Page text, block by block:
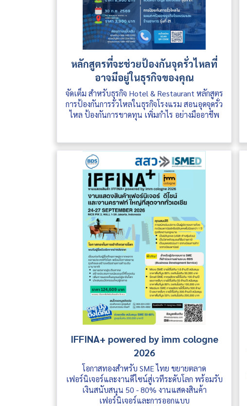
หลักสูตรที่จะช่วยป้องกันจุดรั่วไหลที่
อาจมีอยู่ในธุรกิจของคุณ
จัดเต็ม สำหรับธุรกิจ Hotel & Restaurant หลักสูตร
การป้องกันการรั่วไหลในธุรกิจโรงแรม สอนอุดจุดรั่ว
ไหล ป้องกันการขาดทุน เพิ่มกำไร อย่างมืออาชีพ
IFFINA+ powered by imm cologne
2026
โอกาสทองสำหรับ SME ไทย ขยายตลาด
เฟอร์นิเจอร์และงานดีไซน์สู่เวทีระดับโลก พร้อมรับ
เงินสนับสนุน 50 - 80% งานแสดงสินค้า
เฟอร์นิเจอร์และการออกแบบ